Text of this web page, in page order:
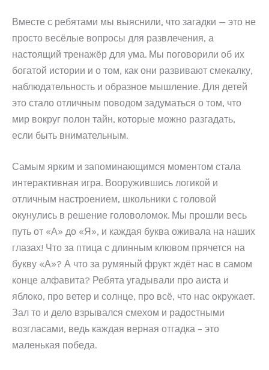
Вместе с ребятами мы выяснили, что загадки — это не
просто весёлые вопросы для развлечения, а
настоящий тренажёр для ума. Мы поговорили об их
богатой истории и о том, как они развивают смекалку,
наблюдательность и образное мышление. Для детей
это стало отличным поводом задуматься о том, что
мир вокруг полон тайн, которые можно разгадать,
если быть внимательным.
Самым ярким и запоминающимся моментом стала
интерактивная игра. Вооружившись логикой и
отличным настроением, школьники с головой
окунулись в решение головоломок. Мы прошли весь
путь от «А» до «Я», и каждая буква оживала на наших
глазах! Что за птица с длинным клювом прячется на
букву «А»? А что за румяный фрукт ждёт нас в самом
конце алфавита? Ребята угадывали про аиста и
яблоко, про ветер и солнце, про всё, что нас окружает.
Зал то и дело взрывался смехом и радостными
возгласами, ведь каждая верная отгадка – это
маленькая победа.